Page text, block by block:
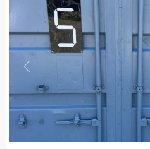
Previous